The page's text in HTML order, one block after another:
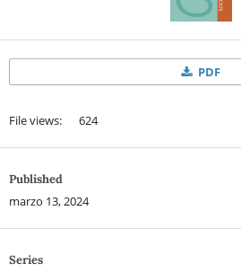
PDF
File views: 624
Published
marzo 13, 2024
Series